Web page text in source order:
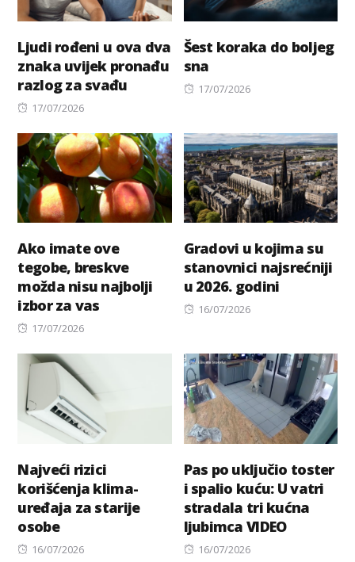
Ljudi rođeni u ova dva
znaka uvijek pronađu
razlog za svađu
Posted
17/07/2026
Šest koraka do boljeg
sna
Posted
17/07/2026
Ako imate ove
tegobe, breskve
možda nisu najbolji
izbor za vas
Posted
17/07/2026
Gradovi u kojima su
stanovnici najsrećniji
u 2026. godini
Posted
16/07/2026
Najveći rizici
korišćenja klima-
uređaja za starije
osobe
Posted
16/07/2026
Pas po uključio toster
i spalio kuću: U vatri
stradala tri kućna
ljubimca VIDEO
Posted
16/07/2026